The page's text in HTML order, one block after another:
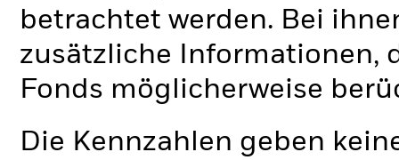
betrachtet werden. Bei
zusätzliche Informationen,
Fonds möglicherweise
Die Kennzahlen geben